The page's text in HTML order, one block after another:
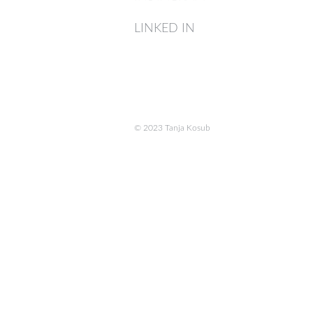
LINKED IN
© 2023 Tanja Kosub